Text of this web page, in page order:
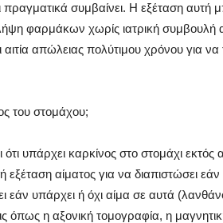
πραγματικά συμβαίνει. Η εξέταση αυτή
φαρμάκων χωρίς ιατρική συμβουλή
αιτία απώλειας πολύτιμου χρόνου για
του στομάχου;
υπάρχει καρκίνος στο στομάχι εκτός
εξέταση αίματος για να διαπιστώσει
εάν υπάρχει ή όχι αίμα σε αυτά
όπως η αξονική τομογραφία, η